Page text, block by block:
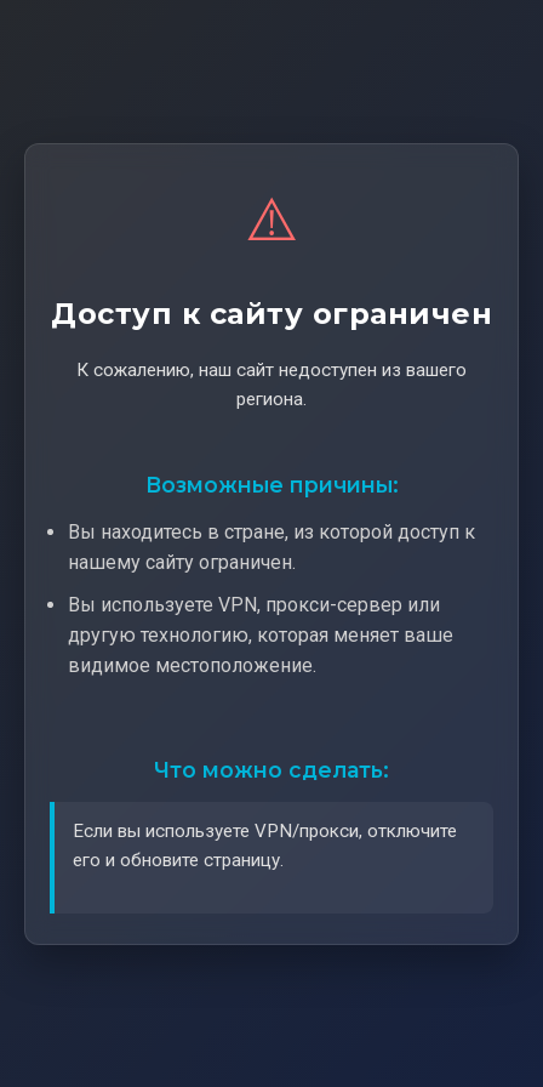
⚠️
Доступ к сайту ограничен
К сожалению, наш сайт недоступен из вашего
региона.
Возможные причины:
Вы находитесь в стране, из которой доступ к
нашему сайту ограничен.
Вы используете VPN, прокси-сервер или
другую технологию, которая меняет ваше
видимое местоположение.
Что можно сделать:
Если вы используете VPN/прокси, отключите
его и обновите страницу.